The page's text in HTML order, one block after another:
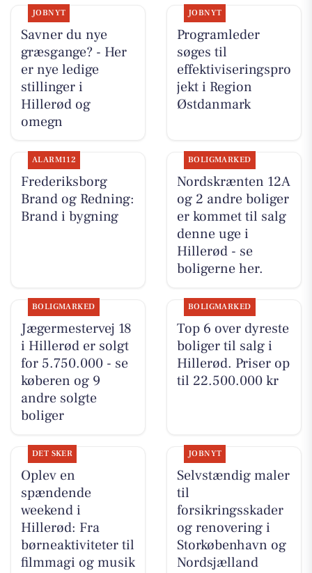
JOBNYT
Savner du nye
græsgange? - Her
er nye ledige
stillinger i
Hillerød og
omegn
JOBNYT
Programleder
søges til
effektiviseringspro
jekt i Region
Østdanmark
ALARM112
Frederiksborg
Brand og Redning:
Brand i bygning
BOLIGMARKED
Nordskrænten 12A
og 2 andre boliger
er kommet til salg
denne uge i
Hillerød - se
boligerne her.
BOLIGMARKED
Jægermestervej 18
i Hillerød er solgt
for 5.750.000 - se
køberen og 9
andre solgte
boliger
BOLIGMARKED
Top 6 over dyreste
boliger til salg i
Hillerød. Priser op
til 22.500.000 kr
DET SKER
Oplev en
spændende
weekend i
Hillerød: Fra
børneaktiviteter til
filmmagi og musik
JOBNYT
Selvstændig maler
til
forsikringsskader
og renovering i
Storkøbenhavn og
Nordsjælland